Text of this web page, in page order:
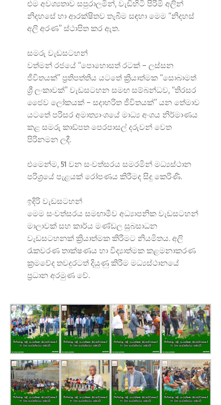
එම අවශ්‍යතාව සපුරාලමින්, වැඩිහිටි පිරිමි අලින්
නිදහසේ හා ආරක්ෂිතව තැබීම සඳහා මෙම “නිදහස්
අලි අරණ” ස්ථාපිත කර ඇත.
සමරු වැඩසටහන්
වත්මන් රජයේ “පොහොසත් රටක් – ලස්සන
ජීවිතයක්” ප්‍රතිපත්තිය යටතේ ක්‍රියාත්මක “සොබාමත්
ශ්‍රී ලංකාවක්” වැඩසටහන සමඟ සම්බන්ධව, “තිරසර
ජෛව ලෝකයක් – සදාහරිත ජීවිතයක්” යන තේමාව
යටතේ පරිසර අමාත්‍යාංශයේ මාධ්‍ය අංශය නිර්මාණය
කළ සමරු කාඩ්පත පෙරපාසල් දරුවන් වෙත
පිරිනමන ලදී.
එමෙන්ම, 51 වන සංවත්සරය සමරමින් මධ්‍යස්ථාන
පරිශ්‍රයේ පැළයක් රෝපණය කිරීමද සිදු කෙරිණි.
ඉදිරි වැඩසටහන්
මෙම සංවත්සරය සමඟාමීව අධ්‍යාපනික වැඩසටහන්
මාලාවක් සහ කාර්ය මණ්ඩල සුබසාධන
වැඩසටහනක් ක්‍රියාත්මක කිරීමට නියමිතය. අලි
රැකවරණ තාක්ෂණය හා විද්‍යාත්මක කළමනාකරණ
ක්‍රමවේද තවදුරටත් දියුණු කිරීම මධ්‍යස්ථානයේ
ප්‍රධාන අරමුණ වේ.